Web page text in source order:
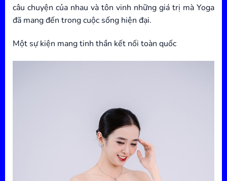
câu chuyện của nhau và tôn vinh những giá trị mà Yoga
đã mang đến trong cuộc sống hiện đại.
Một sự kiện mang tinh thần kết nối toàn quốc